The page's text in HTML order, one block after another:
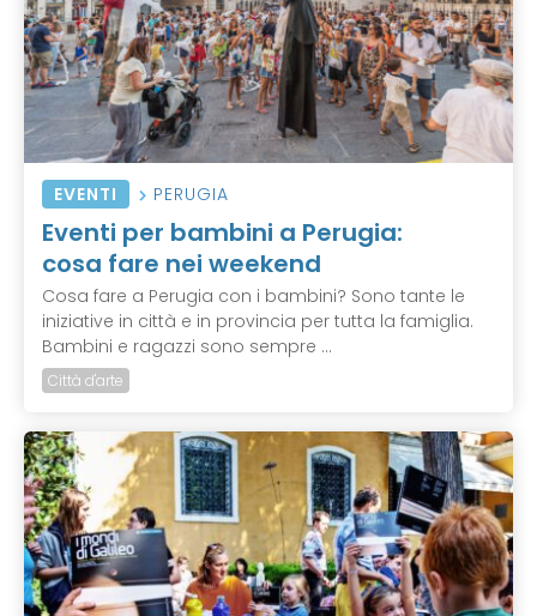
EVENTI PERUGIA
Eventi per bambini a Perugia:
cosa fare nei weekend
Cosa fare a Perugia con i bambini? Sono tante le
iniziative in città e in provincia per tutta la famiglia.
Bambini e ragazzi sono sempre ...
Città d'arte